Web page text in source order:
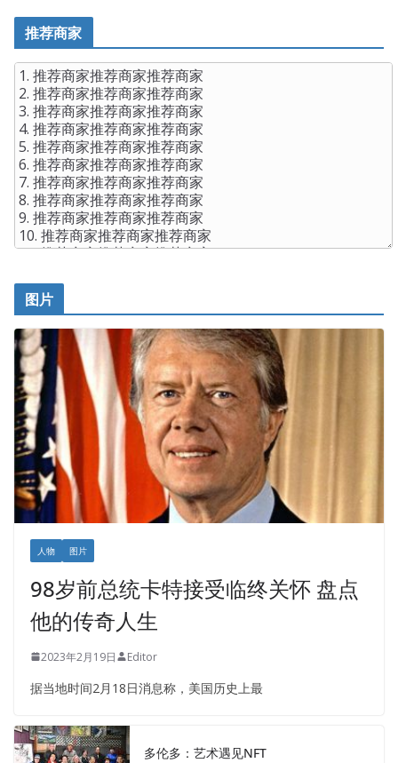
推荐商家
图片
人物 图片
98岁前总统卡特接受临终关怀 盘点
他的传奇人生
2023年2月19日 Editor
据当地时间2月18日消息称，美国历史上最
多伦多：艺术遇见NFT